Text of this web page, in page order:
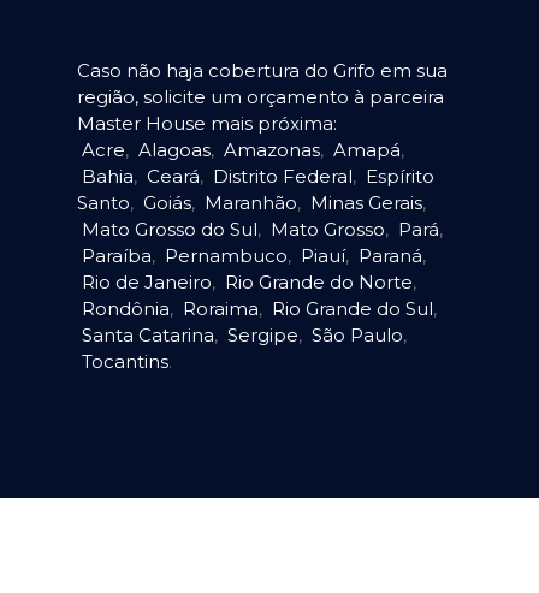
Caso não haja cobertura do Grifo em sua
região, solicite um orçamento à parceira
Master House mais próxima:
Acre, Alagoas, Amazonas, Amapá,
Bahia, Ceará, Distrito Federal, Espírito
Santo, Goiás, Maranhão, Minas Gerais,
Mato Grosso do Sul, Mato Grosso, Pará,
Paraíba, Pernambuco, Piauí, Paraná,
Rio de Janeiro, Rio Grande do Norte,
Rondônia, Roraima, Rio Grande do Sul,
Santa Catarina, Sergipe, São Paulo,
Tocantins.